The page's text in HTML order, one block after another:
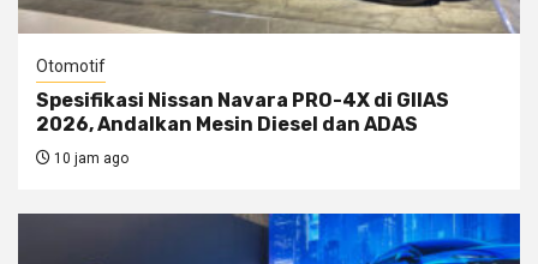
Otomotif
Spesifikasi Nissan Navara PRO-4X di GIIAS
2026, Andalkan Mesin Diesel dan ADAS
10 jam ago